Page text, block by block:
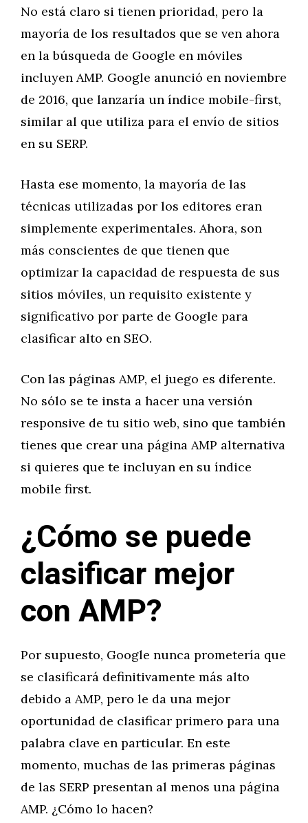
No está claro si tienen prioridad, pero la
mayoría de los resultados que se ven ahora
en la búsqueda de Google en móviles
incluyen AMP. Google anunció en noviembre
de 2016, que lanzaría un índice mobile-first,
similar al que utiliza para el envío de sitios
en su SERP.
Hasta ese momento, la mayoría de las
técnicas utilizadas por los editores eran
simplemente experimentales. Ahora, son
más conscientes de que tienen que
optimizar la capacidad de respuesta de sus
sitios móviles, un requisito existente y
significativo por parte de Google para
clasificar alto en SEO.
Con las páginas AMP, el juego es diferente.
No sólo se te insta a hacer una versión
responsive de tu sitio web, sino que también
tienes que crear una página AMP alternativa
si quieres que te incluyan en su índice
mobile first.
¿Cómo se puede
clasificar mejor
con AMP?
Por supuesto, Google nunca prometería que
se clasificará definitivamente más alto
debido a AMP, pero le da una mejor
oportunidad de clasificar primero para una
palabra clave en particular. En este
momento, muchas de las primeras páginas
de las SERP presentan al menos una página
AMP. ¿Cómo lo hacen?